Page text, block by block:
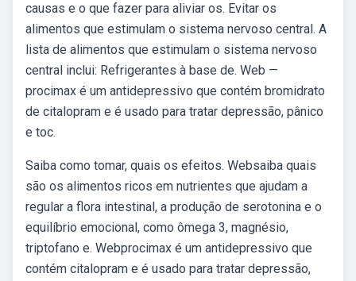
causas e o que fazer para aliviar os. Evitar os
alimentos que estimulam o sistema nervoso central. A
lista de alimentos que estimulam o sistema nervoso
central inclui: Refrigerantes à base de. Web —
procimax é um antidepressivo que contém bromidrato
de citalopram e é usado para tratar depressão, pânico
e toc.
Saiba como tomar, quais os efeitos. Websaiba quais
são os alimentos ricos em nutrientes que ajudam a
regular a flora intestinal, a produção de serotonina e o
equilíbrio emocional, como ômega 3, magnésio,
triptofano e. Webprocimax é um antidepressivo que
contém citalopram e é usado para tratar depressão,